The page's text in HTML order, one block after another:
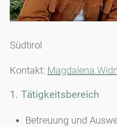
Südtirol
Kontakt:
1. Tätigkeitsbereich
Betreuung und